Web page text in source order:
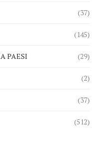
(37)
(145)
PAESI (29)
(2)
(37)
(512)